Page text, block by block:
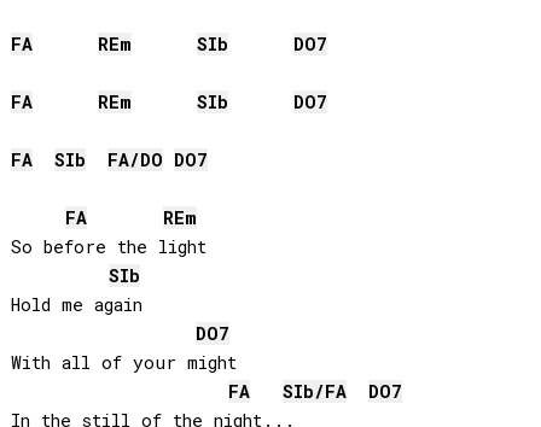
FA REm SIb DO7
FA REm SIb DO7
FA SIb FA/DO DO7
FA REm
So before the light
SIb
Hold me again
DO7
With all of your might
FA
SIb/FA DO7
In the still of the night...